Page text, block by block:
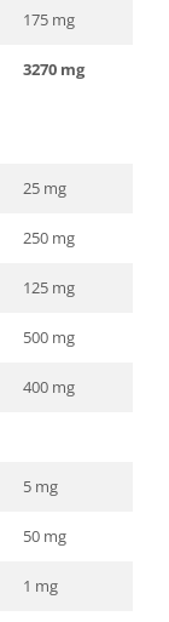
175 mg
3270 mg
25 mg
250 mg
125 mg
500 mg
400 mg
5 mg
50 mg
1 mg